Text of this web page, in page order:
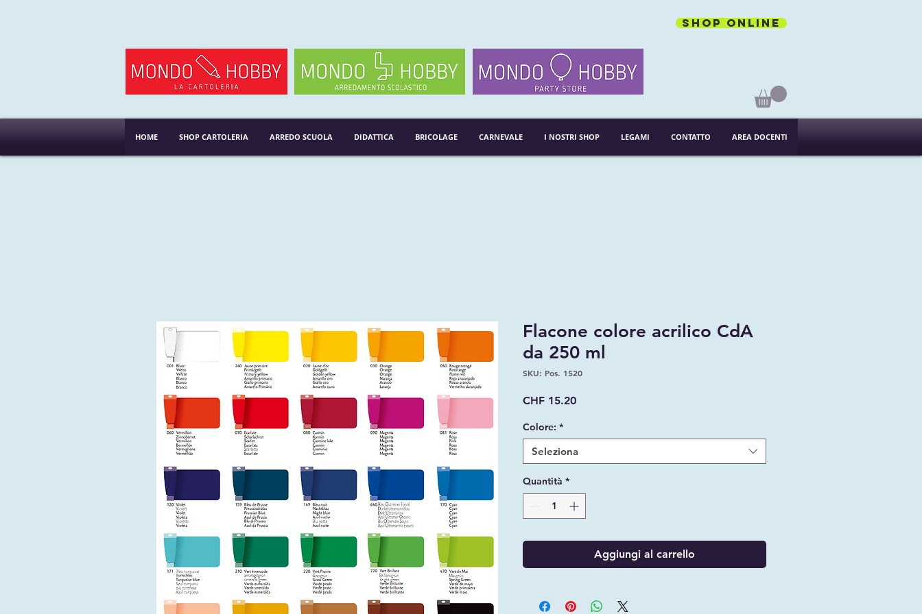
Shop online
HOME SHOP CARTOLERIA ARREDO SCUOLA DIDATTICA BRICOLAGE CARNEVALE I NOSTRI SHOP LEGAMI CONTATTO AREA DOCENTI
Flacone colore acrilico CdA
da 250 ml
SKU: Pos. 1520
CHF 15.20Prezzo
Colore: *
Seleziona
Quantità *
Aggiungi al carrello